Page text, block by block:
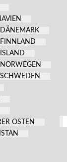
DÄNEMARK
FINNLAND
ISLAND
NORWEGEN
SCHWEDEN
OSTEN